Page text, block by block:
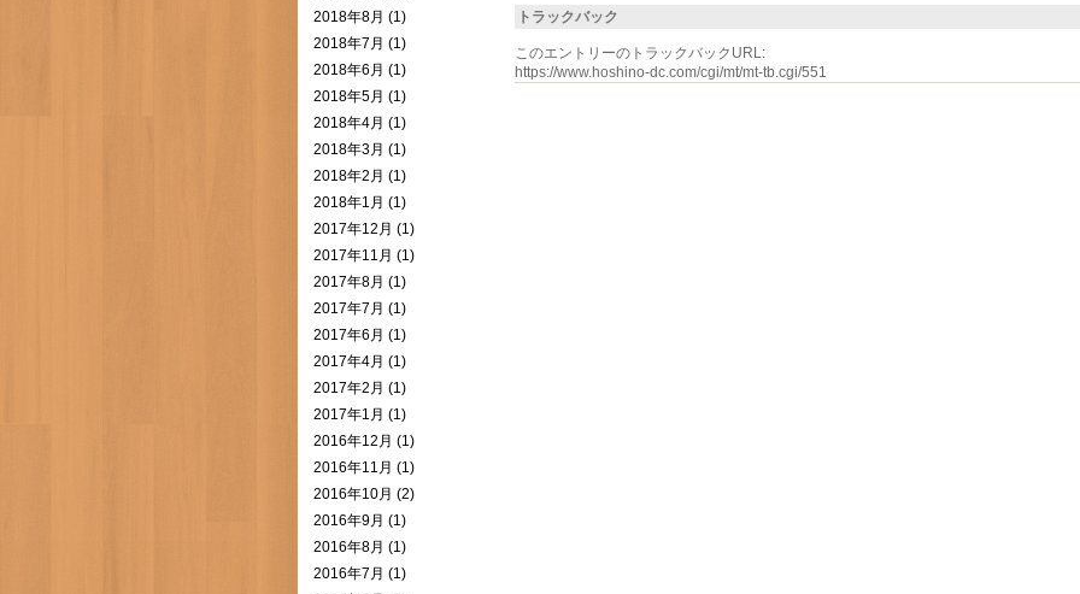
トラックバック
このエントリーのトラックバックURL:
https://www.hoshino-dc.com/cgi/mt/mt-tb.cgi/551
2018年8月 (1)
2018年7月 (1)
2018年6月 (1)
2018年5月 (1)
2018年4月 (1)
2018年3月 (1)
2018年2月 (1)
2018年1月 (1)
2017年12月 (1)
2017年11月 (1)
2017年8月 (1)
2017年7月 (1)
2017年6月 (1)
2017年4月 (1)
2017年2月 (1)
2017年1月 (1)
2016年12月 (1)
2016年11月 (1)
2016年10月 (2)
2016年9月 (1)
2016年8月 (1)
2016年7月 (1)